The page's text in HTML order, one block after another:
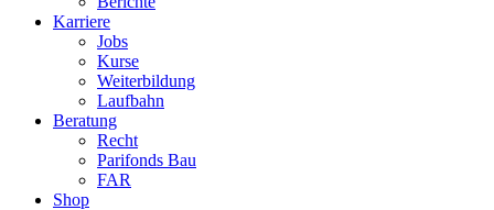
Karriere
Jobs
Kurse
Weiterbildung
Laufbahn
Beratung
Recht
Parifonds Bau
FAR
Shop